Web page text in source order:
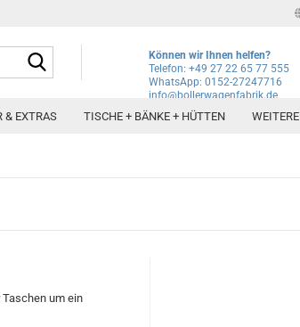
Können wir Ihnen helfen?
Telefon: +49 27 22 65 77 555
WhatsApp: 0152-27247716
info@bollerwagenfabrik.de
& EXTRAS TISCHE + BÄNKE + HÜTTEN WEITERE
um ein